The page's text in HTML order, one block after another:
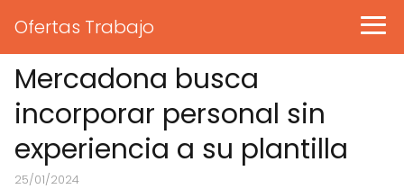
Ofertas Trabajo
Mercadona busca
incorporar personal sin
experiencia a su plantilla
25/01/2024